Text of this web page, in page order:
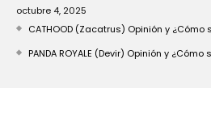
octubre 4, 2025
CATHOOD (Zacatrus) Opinión y ¿Cómo
PANDA ROYALE (Devir) Opinión y ¿Cómo